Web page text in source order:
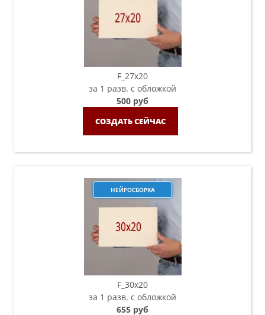
F_27x20
за 1 разв. с обложкой
500 руб
СОЗДАТЬ СЕЙЧАС
НЕЙРОСБОРКА
F_30х20
за 1 разв. с обложкой
655 руб